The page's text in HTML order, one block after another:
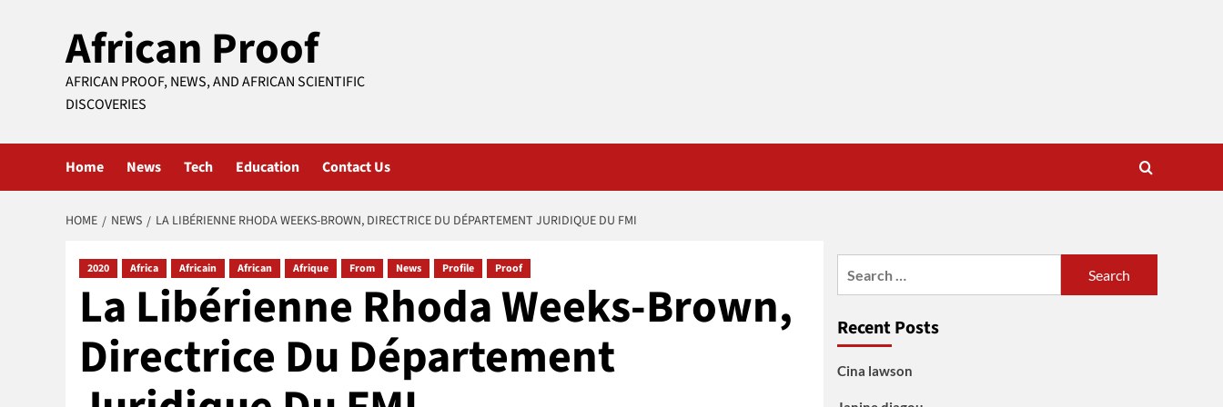
African Proof
AFRICAN PROOF, NEWS, AND AFRICAN SCIENTIFIC
DISCOVERIES
Home News Tech Education Contact Us
HOME NEWS LA LIBÉRIENNE RHODA WEEKS-BROWN, DIRECTRICE DU DÉPARTEMENT JURIDIQUE DU FMI
2020 Africa Africain African Afrique From News Profile Proof
La Libérienne Rhoda Weeks-Brown,
Directrice Du Département Recent Posts
Cina lawson